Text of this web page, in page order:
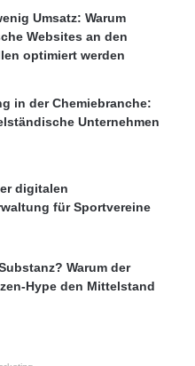
Umsatz: Warum
Websites an den
optimiert werden
in der Chemiebranche:
Unternehmen
digitalen
für Sportvereine
Warum der
Hype den Mittelstand